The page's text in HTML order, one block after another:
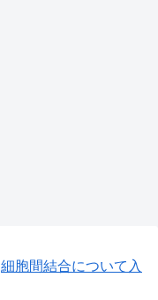
細胞間結合について入